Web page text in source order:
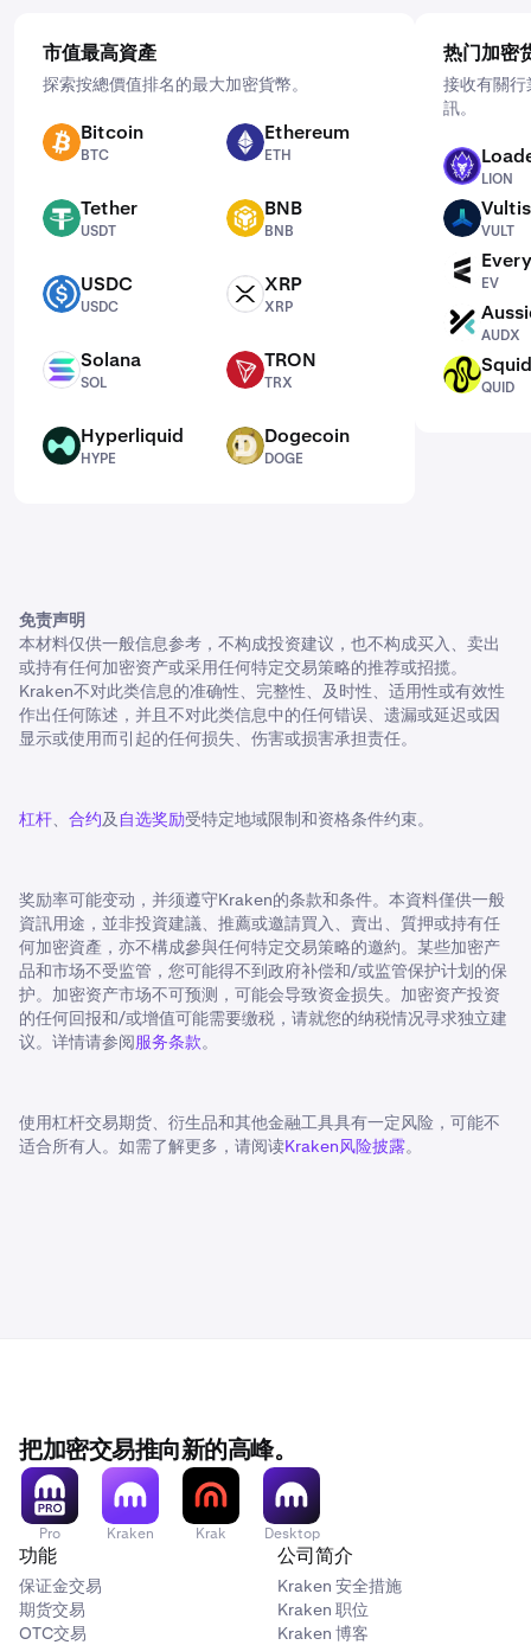
市值最高資產
探索按總價值排名的最大加密貨幣。
BTC Bitcoin
BTC
ETH Ethereum
ETH
USDT Tether
USDT
BNB BNB
BNB
USDC USDC
USDC
XRP XRP
XRP
SOL Solana
SOL
TRX TRON
TRX
HYPE Hyperliquid
HYPE
DOGE Dogecoin
DOGE
热门加密
接收有關
訊。
LION
LION
VULT
VULT
EV
EV
AUDX
AUDX
QUID Squid
QUID
免责声明
本材料仅供一般信息参考，不构成投资建议，也不构成买入、卖出
或持有任何加密资产或采用任何特定交易策略的推荐或招揽。
Kraken不对此类信息的准确性、完整性、及时性、适用性或有效性
作出任何陈述，并且不对此类信息中的任何错误、遗漏或延迟或因
显示或使用而引起的任何损失、伤害或损害承担责任。
杠杆、 合约及 自选奖励受特定地域限制和资格条件约束。
奖励率可能变动，并须遵守Kraken的条款和条件。本資料僅供一般
資訊用途，並非投資建議、推薦或邀請買入、賣出、質押或持有任
何加密資產，亦不構成參與任何特定交易策略的邀約。某些加密产
品和市场不受监管，您可能得不到政府补偿和/或监管保护计划的保
护。加密资产市场不可预测，可能会导致资金损失。加密资产投资
的任何回报和/或增值可能需要缴税，请就您的纳税情况寻求独立建
议。详情请参阅服务条款。
使用杠杆交易期货、衍生品和其他金融工具具有一定风险，可能不
适合所有人。如需了解更多，请阅读Kraken风险披露。
把加密交易推向新的高峰。
Pro Kraken Krak Desktop
功能
保证金交易
期货交易
OTC交易
公司简介
Kraken 安全措施
Kraken 职位
Kraken 博客